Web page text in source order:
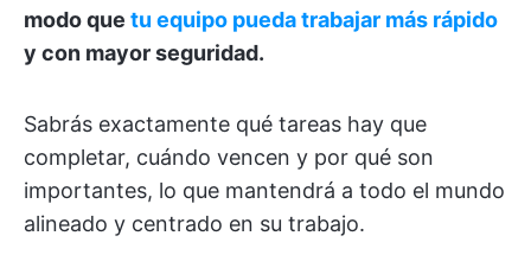
modo que tu equipo pueda trabajar más rápido
y con mayor seguridad.
Sabrás exactamente qué tareas hay que
completar, cuándo vencen y por qué son
importantes, lo que mantendrá a todo el mundo
alineado y centrado en su trabajo.